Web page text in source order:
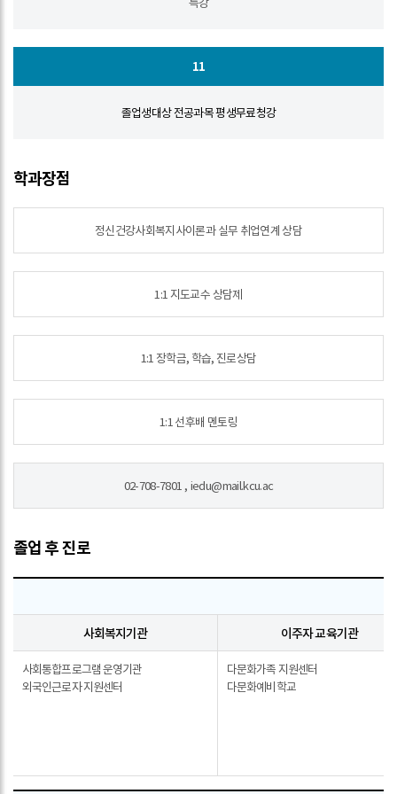
11
졸업생대상 전공과목 평생무료청강
학과장점
정신건강사회복지사이론과 실무 취업연계 상담
1:1 지도교수 상담제
1:1 장학금, 학습, 진로상담
1:1 선후배 멘토링
02-708-7801 , iedu@mail.kcu.ac
졸업 후 진로
다문화교육상담
[사회복지기관,
·
사회복지기관 이주자 교육기관
사회통합프로그램 운영기관
외국인근로자 지원센터
다문화가족 지원센터
다문화예비학교